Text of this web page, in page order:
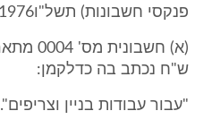
פנקסי חשבונות) תשל"ו1976- (להלן: "התקנות").
ש"ח נכתב בה כדלקמן:
"עבור עבודות בניין וצריפים".